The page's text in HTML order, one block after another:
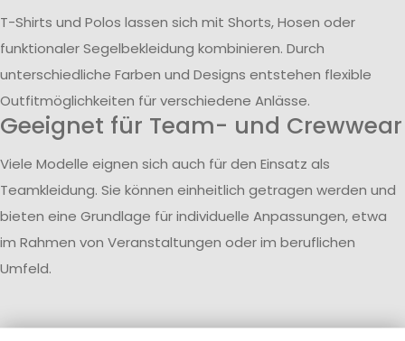
T-Shirts und Polos lassen sich mit Shorts, Hosen oder
funktionaler Segelbekleidung kombinieren. Durch
unterschiedliche Farben und Designs entstehen flexible
Outfitmöglichkeiten für verschiedene Anlässe.
Geeignet für Team- und Crewwear
Viele Modelle eignen sich auch für den Einsatz als
Teamkleidung. Sie können einheitlich getragen werden und
bieten eine Grundlage für individuelle Anpassungen, etwa
im Rahmen von Veranstaltungen oder im beruflichen
Umfeld.